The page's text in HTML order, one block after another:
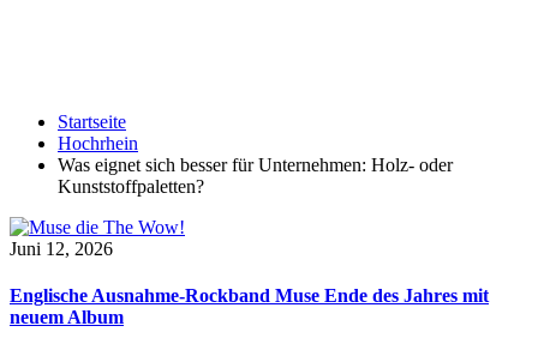
Startseite
Hochrhein
Was eignet sich besser für Unternehmen: Holz- oder
Kunststoffpaletten?
Juni 12, 2026
Englische Ausnahme-Rockband Muse Ende des Jahres mit
neuem Album